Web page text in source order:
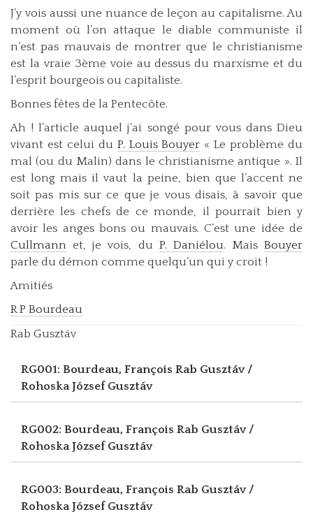
J’y vois aussi une nuance de leçon au capitalisme. Au
moment où l’on attaque le diable communiste il
n’est pas mauvais de montrer que le christianisme
est la vraie 3ème voie au dessus du marxisme et du
l’esprit bourgeois ou capitaliste.
Bonnes fêtes de la Pentecôte.
Ah ! l’article auquel j’ai songé pour vous dans Dieu
vivant est celui du P. Louis Bouyer « Le problème du
mal (ou du Malin) dans le christianisme antique ». Il
est long mais il vaut la peine, bien que l’accent ne
soit pas mis sur ce que je vous disais, à savoir que
derrière les chefs de ce monde, il pourrait bien y
avoir les anges bons ou mauvais. C’est une idée de
Cullmann et, je vois, du P. Daniélou. Mais Bouyer
parle du démon comme quelqu’un qui y croit !
Amitiés
R P Bourdeau
Rab Gusztáv
RG001: Bourdeau, François Rab Gusztáv /
Rohoska József Gusztáv
RG002: Bourdeau, François Rab Gusztáv /
Rohoska József Gusztáv
RG003: Bourdeau, François Rab Gusztáv /
Rohoska József Gusztáv